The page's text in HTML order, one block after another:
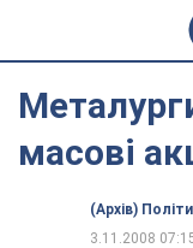
масові
(Архів)
3.11.2008